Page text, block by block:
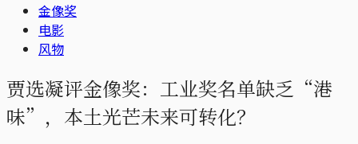
金像奖
电影
风物
贾选凝评金像奖：工业奖名单缺乏“港
味”，本土光芒未来可转化？